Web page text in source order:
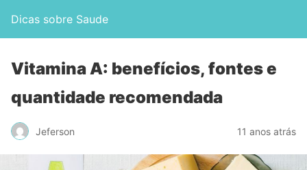
Dicas sobre Saude
Vitamina A: benefícios, fontes e
quantidade recomendada
Jeferson 11 anos atrás